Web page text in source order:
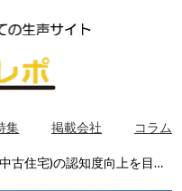
集 掲載会社 コラム
古住宅)の認知度向上を目指